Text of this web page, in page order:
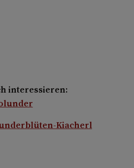
interessieren:
Kiacherl